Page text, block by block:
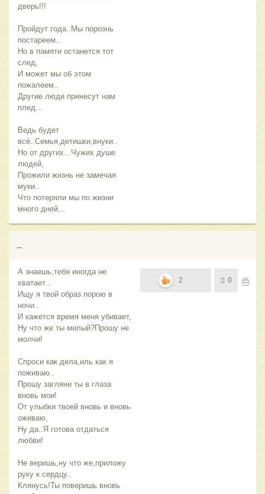
дверь!!!
Пройдут года..Мы порознь
постареем..
Но в памяти останется тот
след,
И может мы об этом
пожалеем..
Другие люди принесут нам
плед...
Ведь будет
всё..Семья,детишки,внуки..
Но от других...Чужих душе
людей,
Прожили жизнь не замечая
муки..
Что потеряли мы по жизни
много дней...
...
А знаешь,тебя иногда не
хватает...
Ищу я твой образ порою в
ночи..
И кажется время меня убивает,
Ну что же ты милый?Прошу не
молчи!
Спроси как дела,иль как я
поживаю..
Прошу загляни ты в глаза
вновь мои!
От улыбки твоей вновь и вновь
оживаю,
Ну да..Я готова отдаться
любви!
Не веришь,ну что же,приложу
руку к сердцу..
Клянусь!Ты поверишь вновь
2 0